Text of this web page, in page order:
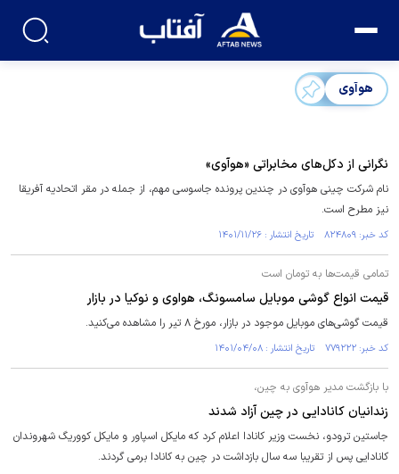
هوآوی
نگرانی از دکل‌های مخابراتی «هوآوی»
نام شرکت چینی هوآوی در چندین پرونده جاسوسی مهم، از جمله در مقر اتحادیه آفریقا
نیز مطرح است.
کد خبر: ۸۲۴۸۰۹ تاریخ انتشار : ۱۴۰۱/۱۱/۲۶
تمامی قیمت‌ها به تومان است
قیمت انواع گوشی موبایل سامسونگ، هواوی و نوکیا در بازار
قیمت گوشی‌های موبایل موجود در بازار، مورخ ۸ تیر را مشاهده می‌کنید.
کد خبر: ۷۷۹۲۲۲ تاریخ انتشار : ۱۴۰۱/۰۴/۰۸
با بازگشت مدیر هوآوی به چین،
زندانیان کانادایی در چین آزاد شدند
جاستین ترودو، نخست وزیر کانادا اعلام کرد که مایکل اسپاور و مایکل کووریگ شهروندان
کانادایی پس از تقریبا سه سال بازداشت در چین به کانادا برمی گردند.